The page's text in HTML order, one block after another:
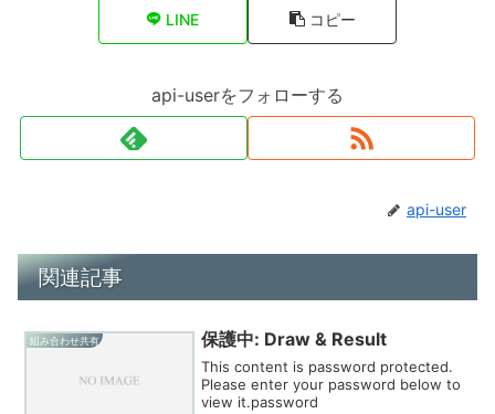
LINE コピー
api-userをフォローする
api-user
関連記事
組み合わせ共有 保護中: Draw & Result
This content is password protected.
Please enter your password below to
view it.password